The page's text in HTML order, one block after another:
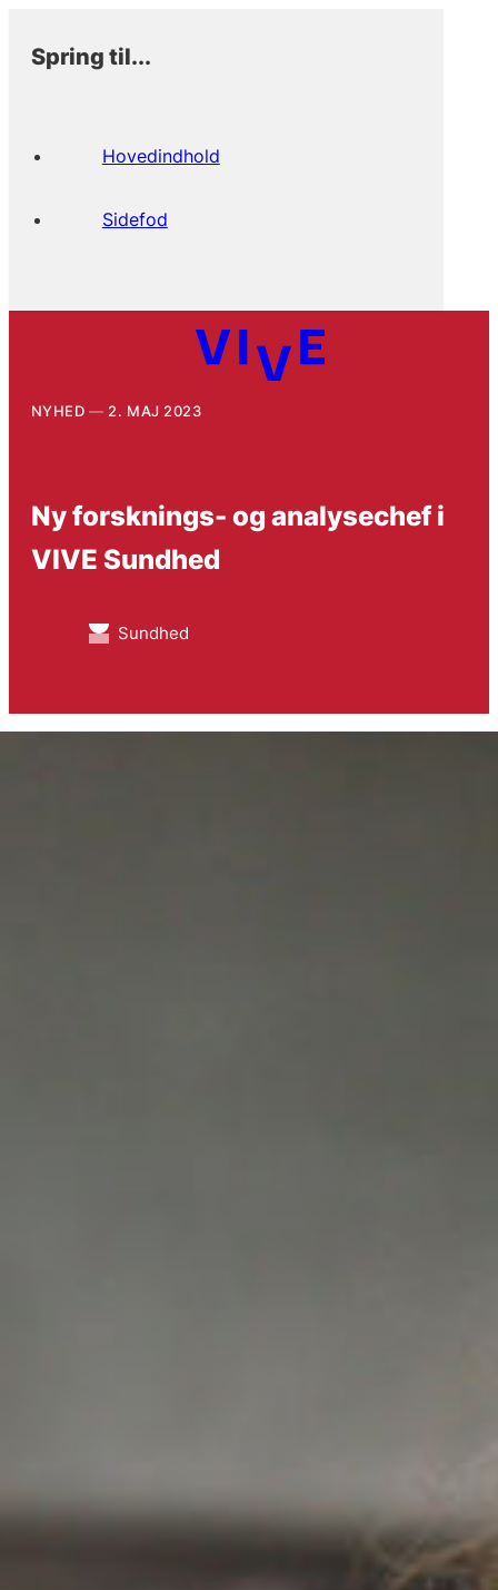
Spring til...
Hovedindhold
Sidefod
NYHED 2. MAJ 2023
Ny forsknings- og analysechef i
VIVE Sundhed
Sundhed
har en ph.d.-grad i samfundsvidenskab fra